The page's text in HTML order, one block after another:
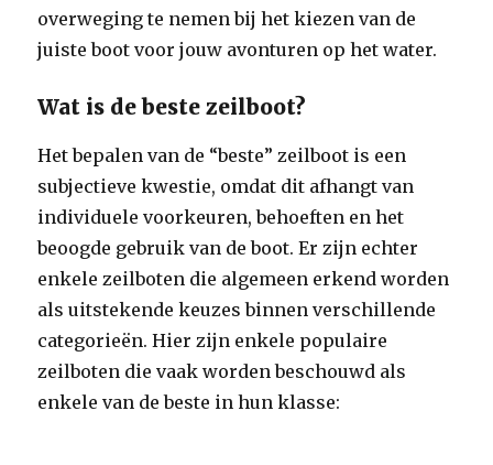
overweging te nemen bij het kiezen van de
juiste boot voor jouw avonturen op het water.
Wat is de beste zeilboot?
Het bepalen van de “beste” zeilboot is een
subjectieve kwestie, omdat dit afhangt van
individuele voorkeuren, behoeften en het
beoogde gebruik van de boot. Er zijn echter
enkele zeilboten die algemeen erkend worden
als uitstekende keuzes binnen verschillende
categorieën. Hier zijn enkele populaire
zeilboten die vaak worden beschouwd als
enkele van de beste in hun klasse: